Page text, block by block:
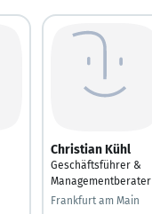
Christian Kühl
Geschäftsführer &
Managementberater
Frankfurt am Main